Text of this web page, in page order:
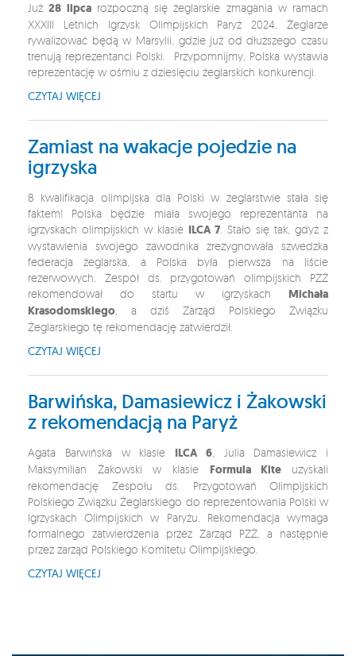
Już28 lipcarozpoczną się żeglarskie zmagania w ramach
XXXIII Letnich Igrzysk Olimpijskich Paryż 2024. Żeglarze
rywalizować będą w Marsylii, gdzie już od dłuższego czasu
trenują reprezentanci Polski. Przypomnijmy, Polska wystawia
reprezentację w ośmiu z dziesięciu żeglarskich konkurencji.
CZYTAJ WIĘCEJ
Zamiast na wakacje pojedzie na
igrzyska
8 kwalifikacja olimpijska dla Polski w żeglarstwie stała się
faktem! Polska będzie miała swojego reprezentanta na
igrzyskach olimpijskich w klasie ILCA 7. Stało się tak, gdyż z
wystawienia swojego zawodnika zrezygnowała szwedzka
federacja żeglarska, a Polska była pierwsza na liście
rezerwowych. Zespół ds. przygotowań olimpijskich PZŻ
rekomendował do startu w igrzyskach Michała
Krasodomskiego, a dziś Zarząd Polskiego Związku
Żeglarskiego tę rekomendację zatwierdził.
CZYTAJ WIĘCEJ
Barwińska, Damasiewicz i Żakowski
z rekomendacją na Paryż
Agata Barwińska w klasie ILCA 6, Julia Damasiewicz i
Maksymilian Żakowski w klasie Formula Kite
uzyskali
rekomendację Zespołu ds. Przygotowań Olimpijskich
Polskiego Związku Żeglarskiego do reprezentowania Polski w
Igrzyskach Olimpijskich w Paryżu. Rekomendacja wymaga
formalnego zatwierdzenia przez Zarząd PZŻ, a następnie
przez zarząd Polskiego Komitetu Olimpijskiego.
CZYTAJ WIĘCEJ